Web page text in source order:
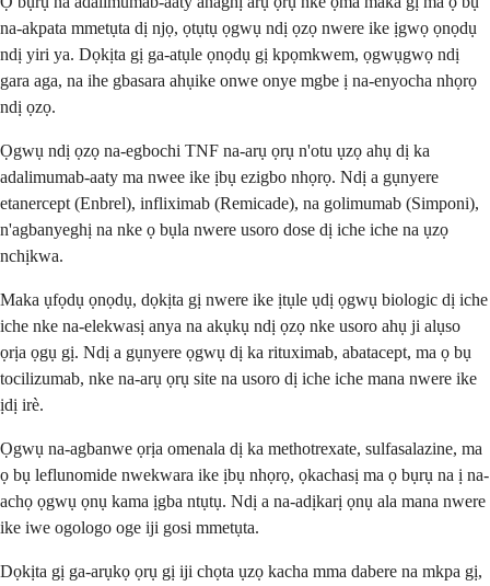
na-akpata mmetụta dị njọ, ọtụtụ ọgwụ ndị ọzọ nwere ike ịgwọ ọnọdụ
ndị yiri ya. Dọkịta gị ga-atụle ọnọdụ gị kpọmkwem, ọgwụgwọ ndị
gara aga, na ihe gbasara ahụike onwe onye mgbe ị na-enyocha nhọrọ
ndị ọzọ.
Ọgwụ ndị ọzọ na-egbochi TNF na-arụ ọrụ n'otu ụzọ ahụ dị ka
adalimumab-aaty ma nwee ike ịbụ ezigbo nhọrọ. Ndị a gụnyere
etanercept (Enbrel), infliximab (Remicade), na golimumab (Simponi),
n'agbanyeghị na nke ọ bụla nwere usoro dose dị iche iche na ụzọ
nchịkwa.
Maka ụfọdụ ọnọdụ, dọkịta gị nwere ike ịtụle ụdị ọgwụ biologic dị iche
iche nke na-elekwasị anya na akụkụ ndị ọzọ nke usoro ahụ ji alụso
ọrịa ọgụ gị. Ndị a gụnyere ọgwụ dị ka rituximab, abatacept, ma ọ bụ
tocilizumab, nke na-arụ ọrụ site na usoro dị iche iche mana nwere ike
ịdị irè.
Ọgwụ na-agbanwe ọrịa omenala dị ka methotrexate, sulfasalazine, ma
ọ bụ leflunomide nwekwara ike ịbụ nhọrọ, ọkachasị ma ọ bụrụ na ị na-
achọ ọgwụ ọnụ kama ịgba ntụtụ. Ndị a na-adịkarị ọnụ ala mana nwere
ike iwe ogologo oge iji gosi mmetụta.
Dọkịta gị ga-arụkọ ọrụ gị iji chọta ụzọ kacha mma dabere na mkpa gị,